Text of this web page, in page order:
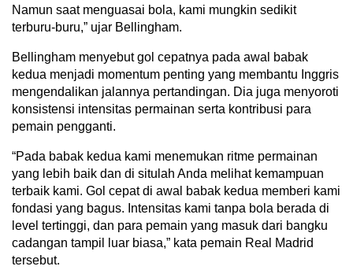
Namun saat menguasai bola, kami mungkin sedikit
terburu-buru,” ujar Bellingham.
Bellingham menyebut gol cepatnya pada awal babak
kedua menjadi momentum penting yang membantu Inggris
mengendalikan jalannya pertandingan. Dia juga menyoroti
konsistensi intensitas permainan serta kontribusi para
pemain pengganti.
“Pada babak kedua kami menemukan ritme permainan
yang lebih baik dan di situlah Anda melihat kemampuan
terbaik kami. Gol cepat di awal babak kedua memberi kami
fondasi yang bagus. Intensitas kami tanpa bola berada di
level tertinggi, dan para pemain yang masuk dari bangku
cadangan tampil luar biasa,” kata pemain Real Madrid
tersebut.